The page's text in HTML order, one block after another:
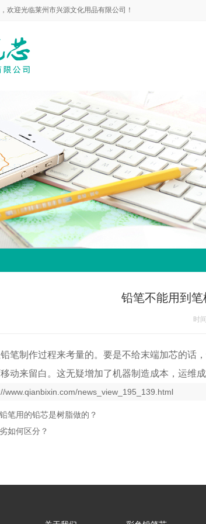
欢迎光临莱州市兴源文化用品有限公司！
铅笔不能用到
时
笔制作过程来考量的。要是不给末端加芯的话
动来留白。这无疑增加了机器制造成本，运维
www.qianbixin.com/news_view_195_139.html
笔用的铅芯是树脂做的？
如何区分？